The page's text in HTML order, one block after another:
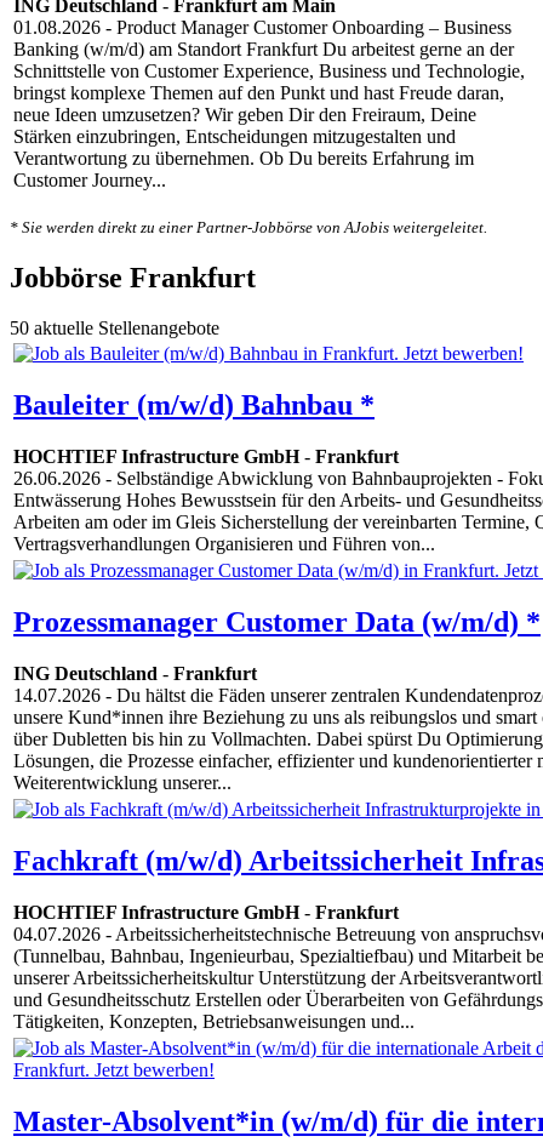
ING Deutschland - Frankfurt am Main
01.08.2026 - Product Manager Customer Onboarding – Business
Banking (w/m/d) am Standort Frankfurt Du arbeitest gerne an der
Schnittstelle von Customer Experience, Business und Technologie,
bringst komplexe Themen auf den Punkt und hast Freude daran,
neue Ideen umzusetzen? Wir geben Dir den Freiraum, Deine
Stärken einzubringen, Entscheidungen mitzugestalten und
Verantwortung zu übernehmen. Ob Du bereits Erfahrung im
Customer Journey...
* Sie werden direkt zu einer Partner-Jobbörse von AJobis weitergeleitet.
Jobbörse Frankfurt
50 aktuelle Stellenangebote
Bauleiter (m/w/d) Bahnbau *
HOCHTIEF Infrastructure GmbH- Frankfurt
26.06.2026 - Selbständige Abwicklung von Bahnbauprojekten -
Entwässerung Hohes Bewusstsein für den Arbeits- und
Arbeiten am oder im Gleis Sicherstellung der vereinbarten
Vertragsverhandlungen Organisieren und Führen von...
Prozessmanager Customer Data (w/m/d) *
ING Deutschland - Frankfurt
14.07.2026 - Du hältst die Fäden unserer zentralen
unsere Kund*innen ihre Beziehung zu uns als reibungslos und
über Dubletten bis hin zu Vollmachten. Dabei spürst Du
Lösungen, die Prozesse einfacher, effizienter und kundenorientierter
Weiterentwicklung unserer...
Fachkraft (m/w/d) Arbeitssicherheit
HOCHTIEF Infrastructure GmbH- Frankfurt
04.07.2026 - Arbeitssicherheitstechnische Betreuung von
(Tunnelbau, Bahnbau, Ingenieurbau, Spezialtiefbau) und Mitarbeit
unserer Arbeitssicherheitskultur Unterstützung der
und Gesundheitsschutz Erstellen oder Überarbeiten von
Tätigkeiten, Konzepten, Betriebsanweisungen und...
Master-Absolvent*in (w/m/d) für die